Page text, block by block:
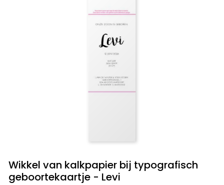
Wikkel van kalkpapier bij typografisch
geboortekaartje - Levi